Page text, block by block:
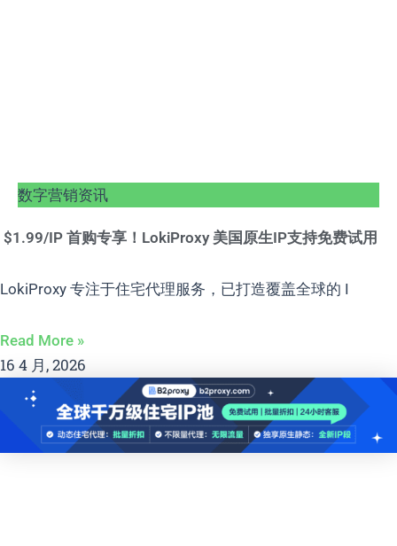
数字营销资讯
$1.99/IP 首购专享！LokiProxy 美国原生IP支持免费试用
LokiProxy 专注于住宅代理服务，已打造覆盖全球的 I
Read More »
16 4 月, 2026